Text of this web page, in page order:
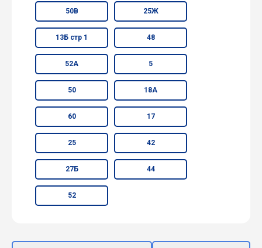
50В 25Ж
13Б стр 1 48
52А 5
50 18А
60 17
25 42
27Б 44
52